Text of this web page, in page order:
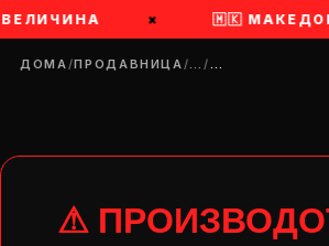
× 🇲🇰
ДОМА/ПРОДАВНИЦА/…/…
⚠